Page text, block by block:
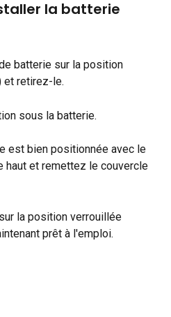
la batterie
batterie sur la position
et retirez-le.
sous la batterie.
est bien positionnée avec le
et remettez le couvercle
la position verrouillée
prêt à l'emploi.